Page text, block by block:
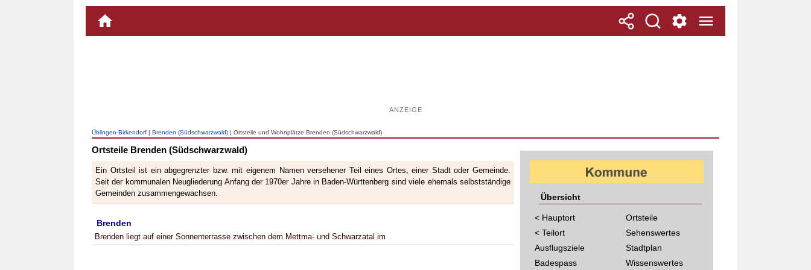
ANZEIGE
Ühlingen-Birkendorf | Brenden (Südschwarzwald) | Ortsteile und Wohnplätze Brenden (Südschwarzwald)
Ortsteile Brenden (Südschwarzwald)
Ein Ortsteil ist ein abgegrenzter bzw. mit eigenem Namen versehener Teil eines Ortes, einer Stadt oder Gemeinde.
Seit der kommunalen Neugliederung Anfang der 1970er Jahre in Baden-Württenberg sind viele ehemals selbstständige
Gemeinden zusammengewachsen.
Brenden
Brenden liegt auf einer Sonnenterrasse zwischen dem Mettma- und Schwarzatal im
Übersicht
< Hauptort
< Teilort
Ausflugsziele
Badespass
Ortsteile
Sehenswertes
Stadtplan
Wissenswertes